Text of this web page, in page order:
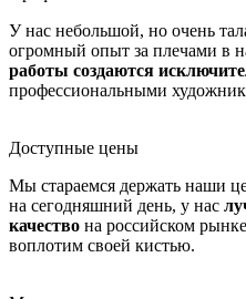
У нас небольшой, но очень
огромный опыт за плечами в
работы создаются
профессиональными
Доступные цены
Мы стараемся держать наши
на сегодняшний день, у нас
качество на российском
воплотим своей кистью.